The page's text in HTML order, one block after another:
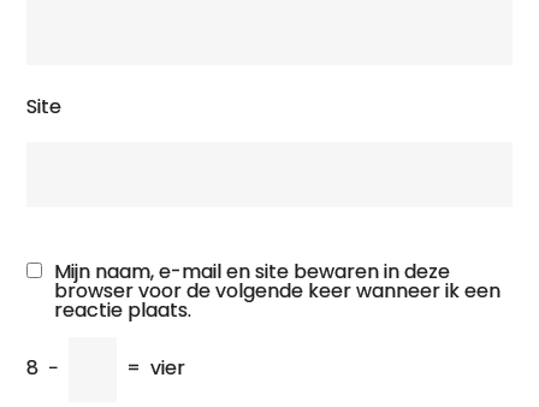
Site
Mijn naam, e-mail en site bewaren in deze
browser voor de volgende keer wanneer ik een
reactie plaats.
8 − = vier